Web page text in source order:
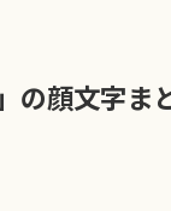
の顔文字ま